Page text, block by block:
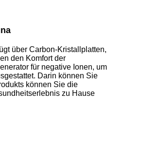
über Carbon-Kristallplatten,
den Komfort der
für negative Ionen, um
Darin können Sie
können Sie die
zu Hause